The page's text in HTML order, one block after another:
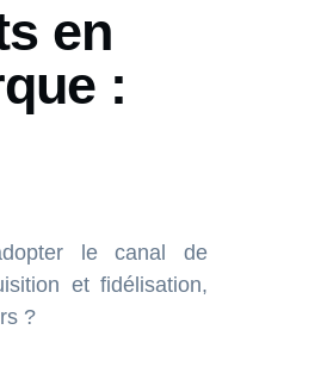
en
:
le canal de
et fidélisation,
?